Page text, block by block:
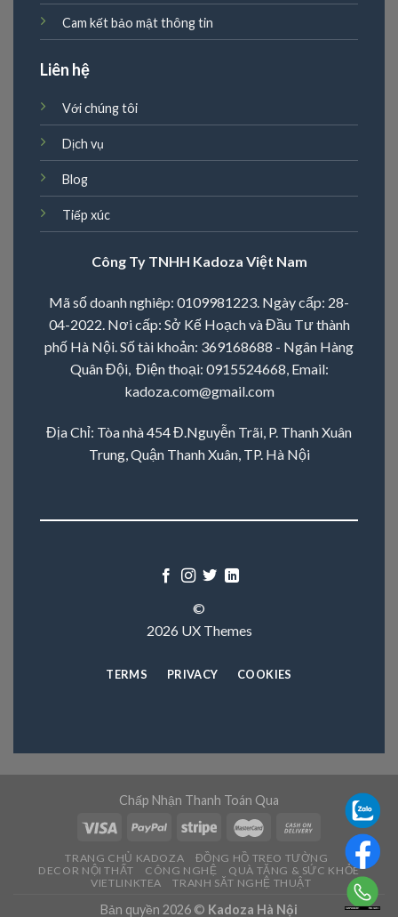
Cam kết bảo mật thông tin
Liên hệ
Với chúng tôi
Dịch vụ
Blog
Tiếp xúc
Công Ty TNHH Kadoza Việt Nam
Mã số doanh nghiêp: 0109981223. Ngày cấp: 28-
04-2022. Nơi cấp: Sở Kế Hoạch và Đầu Tư thành
phố Hà Nội. Số tài khoản: 369168688 - Ngân Hàng
Quân Đội, Điện thoại: 0915524668 , Email:
kadoza.com@gmail.com
Địa Chỉ: Tòa nhà 454 Đ.Nguyễn Trãi, P. Thanh Xuân
Trung, Quận Thanh Xuân, TP. Hà Nội
©
2026 UX Themes
TERMS PRIVACY COOKIES
Chấp Nhận Thanh Toán Qua
TRANG CHỦ KADOZA
ĐỒNG HỒ TREO TƯỜNG
DECOR NỘI THẤT
CÔNG NGHỆ
QUÀ TẶNG & SỨC KHỎE
VIETLINKTEA
TRANH SĂT NGHỆ THUẬT
Bản quyền 2026 © Kadoza Hà Nội